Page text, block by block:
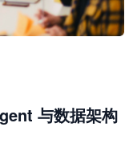
与数据架构